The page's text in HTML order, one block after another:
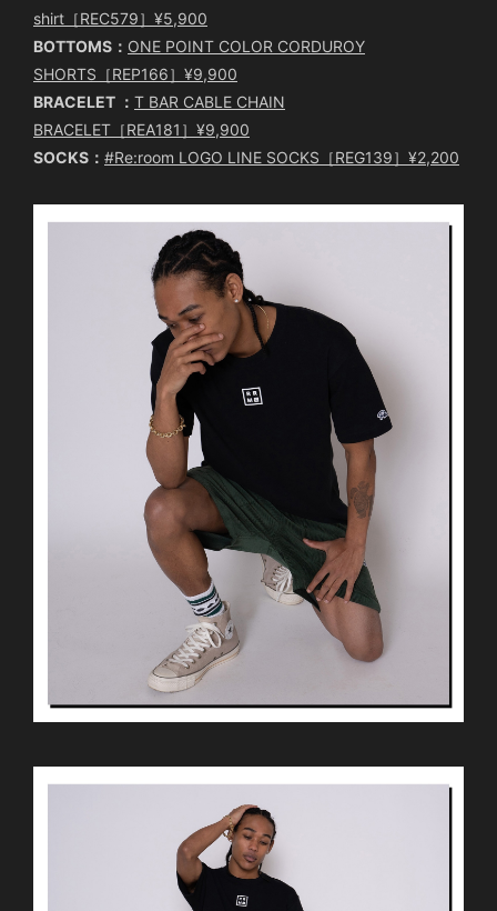
shirt［REC579］¥5,900
BOTTOMS： ONE POINT COLOR CORDUROY
SHORTS［REP166］¥9,900
BRACELET ： T BAR CABLE CHAIN
BRACELET［REA181］¥9,900
SOCKS： #Re:room LOGO LINE SOCKS［REG139］¥2,200